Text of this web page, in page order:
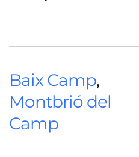
Baix Camp,
Montbrió del
Camp